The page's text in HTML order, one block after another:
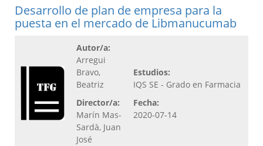
Desarrollo de plan de empresa para la
puesta en el mercado de Libmanucumab
Autor/a:
Arregui
Bravo,
Beatriz
Director/a:
Marín Mas-
Sardà, Juan
José
Estudios:
IQS SE - Grado en Farmacia
Fecha:
2020-07-14